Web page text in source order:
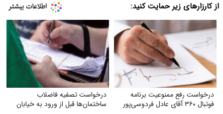
از کارزارهای زیر حمایت کنید:
درخواست رفع ممنوعیت برنامه
فوتبال ۳۶۰ آقای عادل فردوسی‌پور
درخواست تصفیه فاضلاب
ساختمان‌ها قبل از ورود به خیابان